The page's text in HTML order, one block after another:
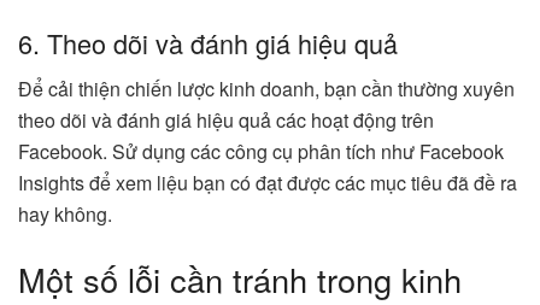
6. Theo dõi và đánh giá hiệu quả
Để cải thiện chiến lược kinh doanh, bạn cần thường xuyên
theo dõi và đánh giá hiệu quả các hoạt động trên
Facebook. Sử dụng các công cụ phân tích như Facebook
Insights để xem liệu bạn có đạt được các mục tiêu đã đề ra
hay không.
Một số lỗi cần tránh trong kinh